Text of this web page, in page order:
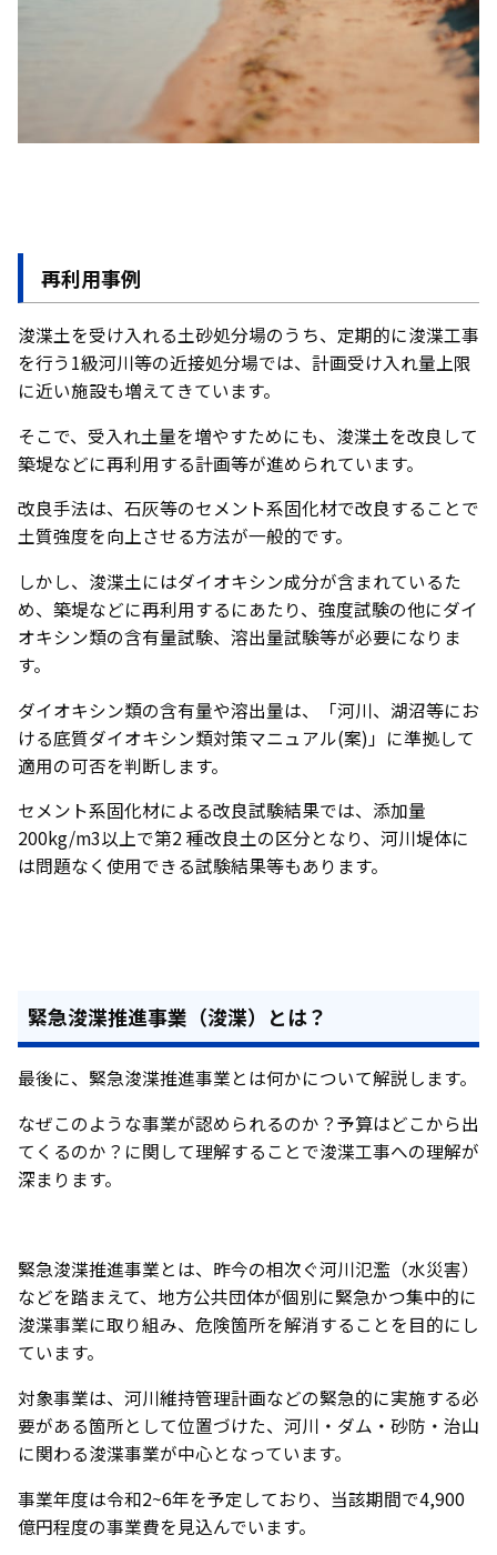
再利用事例
浚渫土を受け入れる土砂処分場のうち、定期的に浚渫工事
を行う1級河川等の近接処分場では、計画受け入れ量上限
に近い施設も増えてきています。
そこで、受入れ土量を増やすためにも、浚渫土を改良して
築堤などに再利用する計画等が進められています。
改良手法は、石灰等のセメント系固化材で改良することで
土質強度を向上させる方法が一般的です。
しかし、浚渫土にはダイオキシン成分が含まれているた
め、築堤などに再利用するにあたり、強度試験の他にダイ
オキシン類の含有量試験、溶出量試験等が必要になりま
す。
ダイオキシン類の含有量や溶出量は、「河川、湖沼等にお
ける底質ダイオキシン類対策マニュアル(案)」に準拠して
適用の可否を判断します。
セメント系固化材による改良試験結果では、添加量
200kg/m3以上で第2 種改良土の区分となり、河川堤体に
は問題なく使用できる試験結果等もあります。
緊急浚渫推進事業（浚渫）とは？
最後に、緊急浚渫推進事業とは何かについて解説します。
なぜこのような事業が認められるのか？予算はどこから出
てくるのか？に関して理解することで浚渫工事への理解が
深まります。
緊急浚渫推進事業とは、昨今の相次ぐ河川氾濫（水災害）
などを踏まえて、地方公共団体が個別に緊急かつ集中的に
浚渫事業に取り組み、危険箇所を解消することを目的にし
ています。
対象事業は、河川維持管理計画などの緊急的に実施する必
要がある箇所として位置づけた、河川・ダム・砂防・治山
に関わる浚渫事業が中心となっています。
事業年度は令和2~6年を予定しており、当該期間で4,900
億円程度の事業費を見込んでいます。